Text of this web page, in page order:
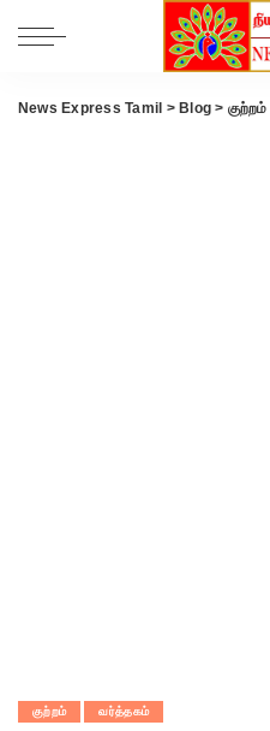
News Express Tamil > Blog > குற்றம்
குற்றம் வர்த்தகம்